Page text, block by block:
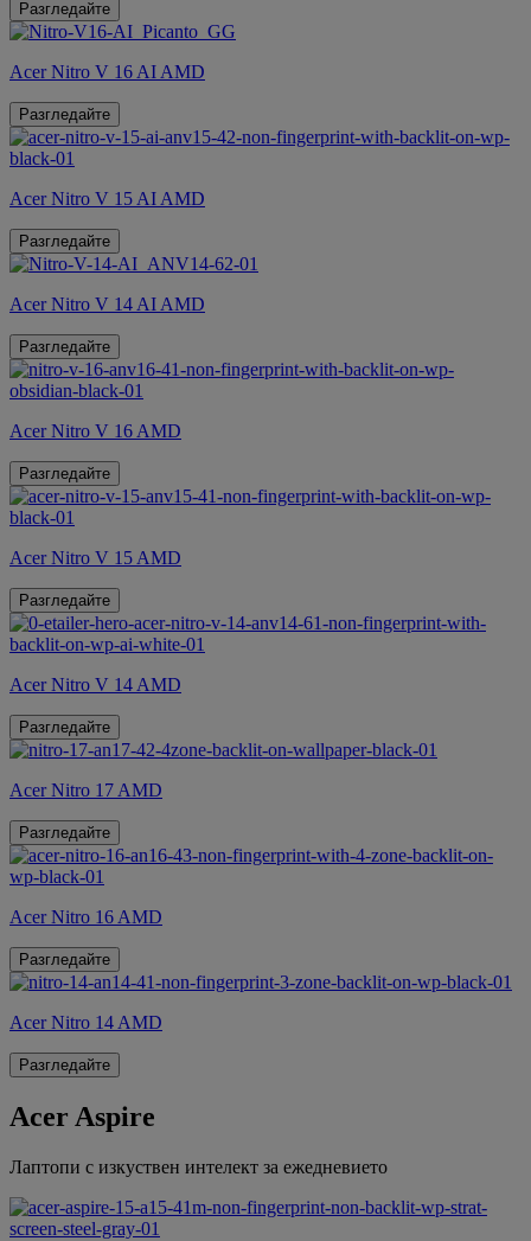
Разгледайте
Acer Nitro V 16 AI AMD
Разгледайте
Acer Nitro V 15 AI AMD
Разгледайте
Acer Nitro V 14 AI AMD
Разгледайте
Acer Nitro V 16 AMD
Разгледайте
Acer Nitro V 15 AMD
Разгледайте
Acer Nitro V 14 AMD
Разгледайте
Acer Nitro 17 AMD
Разгледайте
Acer Nitro 16 AMD
Разгледайте
Acer Nitro 14 AMD
Разгледайте
Acer Aspire
Лаптопи с изкуствен интелект за ежедневието